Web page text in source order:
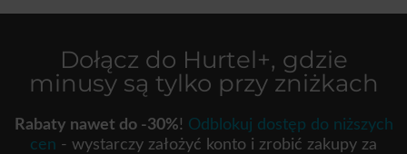
Dołącz do Hurtel+, gdzie
minusy są tylko przy zniżkach
Rabaty nawet do -30%! Odblokuj dostęp do niższych
cen - wystarczy założyć konto i zrobić zakupy za